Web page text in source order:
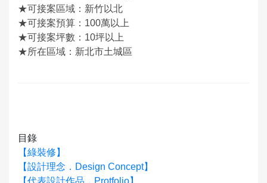
★可接案區域：新竹以北
★可接案預算：100萬以上
★可接案坪數：10坪以上
★所在區域：新北市土城區
目錄
【綠裝修】
【設計理念．Design Concept】
【代表設計作品．Protfolio】